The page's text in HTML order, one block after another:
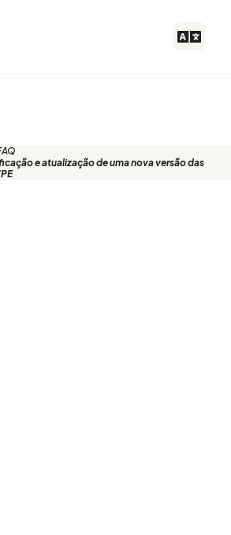
e atualização de uma nova versão das